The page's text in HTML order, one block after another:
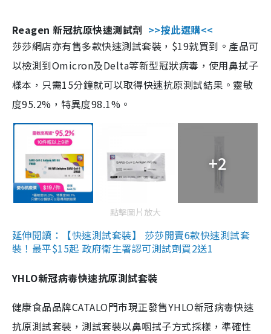
Reagen 新冠抗原快速測試劑 >>按此選購<<
莎莎網店亦有售多款快速測試套裝，$19就買到。產品可
以檢測到Omicron及Delta等新型冠狀病毒，使用鼻拭子
樣本，只需15分鐘就可以取得快速抗原測試結果。靈敏
度95.2%，特異度98.1%。
+2
點擊圖片放大
延伸閱讀：【快速測試套裝】 莎莎開賣6款快速測試套
裝！最平$15起 政府衛生署認可測試劑買2送1
YHLO新冠病毒快速抗原測試套裝
健康食品品牌CATALO門市現正發售YHLO新冠病毒快速
抗原測試套裝，測試套裝以鼻咽拭子方式採樣，準確性